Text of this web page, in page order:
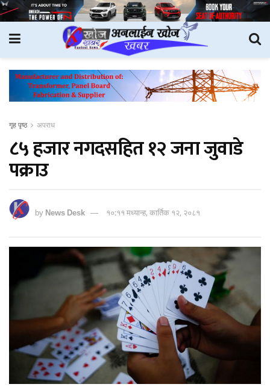
गृह पृष्ठ अपराध
८५ हजार नगदसहित १२ जना जुवाडे
पक्राउ
byNews Desk १०:११ मध्यान्ह, कार्तिक १२, २०८१